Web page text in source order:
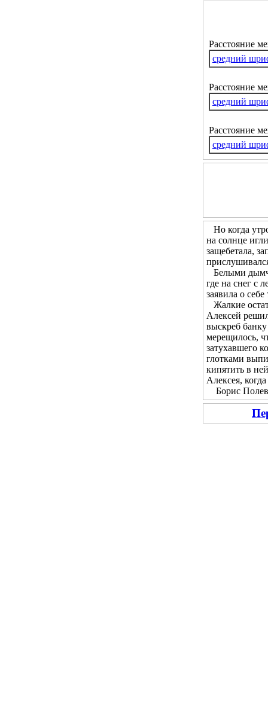
Расстояние
средний
Расстояние
средний
Расстояние
средний
Но когда
на солнце
защебетала,
Белыми
где на снег с
заявила о
Жалкие
Алексей
выскреб
мерещилось,
затухавшего
глотками
кипятить в
Алексея,
Борис